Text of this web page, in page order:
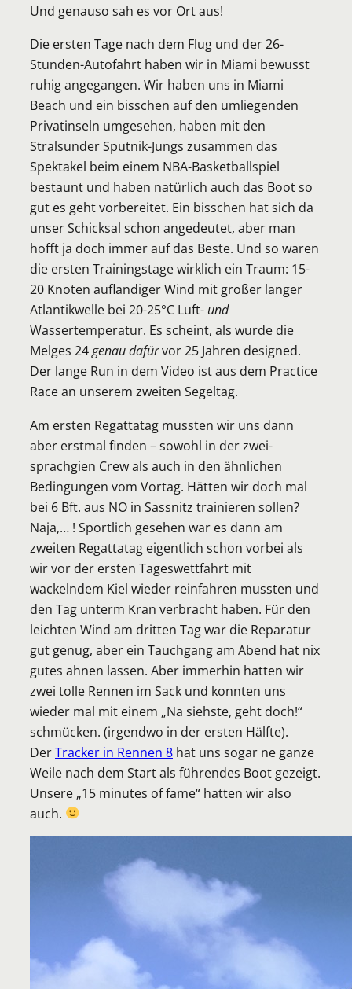
Und genauso sah es vor Ort aus!
Die ersten Tage nach dem Flug und der 26-
Stunden-Autofahrt haben wir in Miami bewusst
ruhig angegangen. Wir haben uns in Miami
Beach und ein bisschen auf den umliegenden
Privatinseln umgesehen, haben mit den
Stralsunder Sputnik-Jungs zusammen das
Spektakel beim einem NBA-Basketballspiel
bestaunt und haben natürlich auch das Boot so
gut es geht vorbereitet. Ein bisschen hat sich da
unser Schicksal schon angedeutet, aber man
hofft ja doch immer auf das Beste. Und so waren
die ersten Trainingstage wirklich ein Traum: 15-
20 Knoten auflandiger Wind mit großer langer
Atlantikwelle bei 20-25°C Luft- und
Wassertemperatur. Es scheint, als wurde die
Melges 24genau dafürvor 25 Jahren designed.
Der lange Run in dem Video ist aus dem Practice
Race an unserem zweiten Segeltag.
Am ersten Regattatag mussten wir uns dann
aber erstmal finden – sowohl in der zwei-
sprachgien Crew als auch in den ähnlichen
Bedingungen vom Vortag. Hätten wir doch mal
bei 6 Bft. aus NO in Sassnitz trainieren sollen?
Naja,… ! Sportlich gesehen war es dann am
zweiten Regattatag eigentlich schon vorbei als
wir vor der ersten Tageswettfahrt mit
wackelndem Kiel wieder reinfahren mussten und
den Tag unterm Kran verbracht haben. Für den
leichten Wind am dritten Tag war die Reparatur
gut genug, aber ein Tauchgang am Abend hat nix
gutes ahnen lassen. Aber immerhin hatten wir
zwei tolle Rennen im Sack und konnten uns
wieder mal mit einem „Na siehste, geht doch!“
schmücken. (irgendwo in der ersten Hälfte).
DerTracker in Rennen 8 hat uns sogar ne ganze
Weile nach dem Start als führendes Boot gezeigt.
Unsere „15 minutes of fame“ hatten wir also
auch.